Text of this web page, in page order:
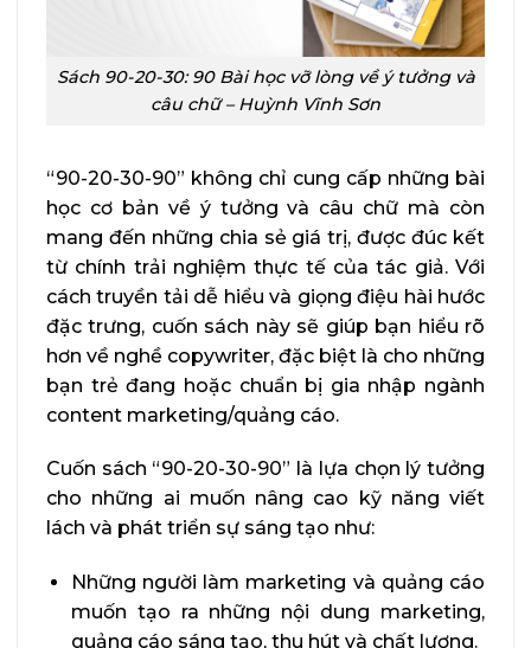
Sách 90-20-30: 90 Bài học vỡ lòng về ý tưởng và
câu chữ – Huỳnh Vĩnh Sơn
“90-20-30-90” không chỉ cung cấp những bài
học cơ bản về ý tưởng và câu chữ mà còn
mang đến những chia sẻ giá trị, được đúc kết
từ chính trải nghiệm thực tế của tác giả. Với
cách truyền tải dễ hiểu và giọng điệu hài hước
đặc trưng, cuốn sách này sẽ giúp bạn hiểu rõ
hơn về nghề copywriter, đặc biệt là cho những
bạn trẻ đang hoặc chuẩn bị gia nhập ngành
content marketing/quảng cáo.
Cuốn sách “90-20-30-90” là lựa chọn lý tưởng
cho những ai muốn nâng cao kỹ năng viết
lách và phát triển sự sáng tạo như:
Những người làm marketing và quảng cáo
muốn tạo ra những nội dung marketing,
quảng cáo sáng tạo, thu hút và chất lượng.